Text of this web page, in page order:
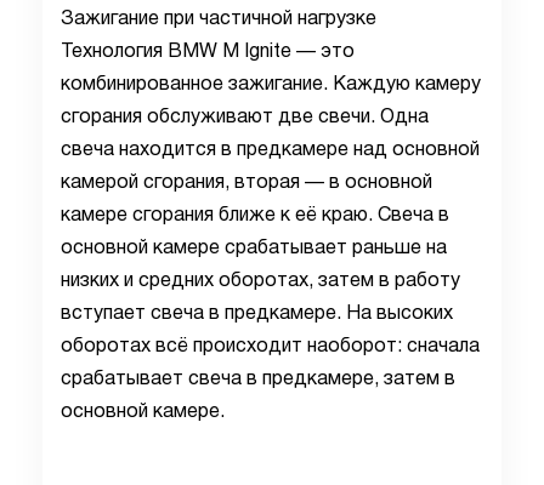
Зажигание при частичной нагрузке
Технология BMW M Ignite — это
комбинированное зажигание. Каждую камеру
сгорания обслуживают две свечи. Одна
свеча находится в предкамере над основной
камерой сгорания, вторая — в основной
камере сгорания ближе к её краю. Свеча в
основной камере срабатывает раньше на
низких и средних оборотах, затем в работу
вступает свеча в предкамере. На высоких
оборотах всё происходит наоборот: сначала
срабатывает свеча в предкамере, затем в
основной камере.